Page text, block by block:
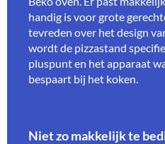
handig is voor grote
tevreden over het design
wordt de pizzastand
pluspunt en het apparaat
bespaart bij het koken.
Niet zo makkelijk te